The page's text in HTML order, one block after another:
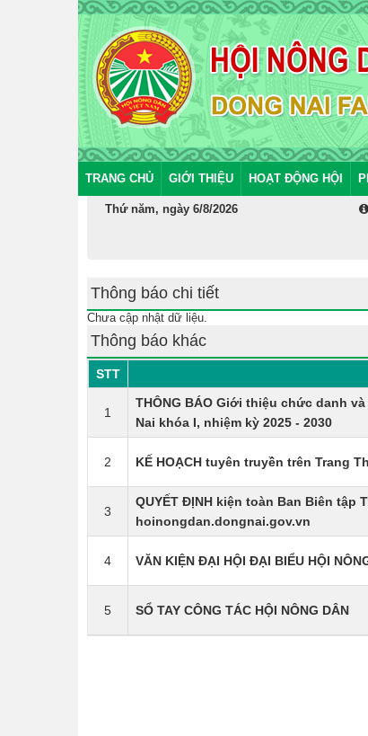
TRANG CHỦ GIỚI THIỆU HOẠT ĐỘNG HỘI
Thứ năm, ngày 6/8/2026
Thông báo chi tiết
Chưa cập nhật dữ liệu.
Thông báo khác
STT
1
THÔNG BÁO Giới thiệu chức danh
Nai khóa I, nhiệm kỳ 2025 - 2030
2 KẾ HOẠCH tuyên truyền trên Trang
3
QUYẾT ĐỊNH kiện toàn Ban Biên
hoinongdan.dongnai.gov.vn
4 VĂN KIỆN ĐẠI HỘI ĐẠI BIỂU HỘI
5 SỔ TAY CÔNG TÁC HỘI NÔNG DÂN